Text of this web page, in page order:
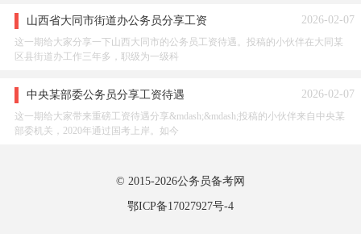
山西省大同市街道办公务员分享工资 2026-02-07
这一期给大家分享一下山西大同市的公务员工资待遇。投稿的小伙伴在大同某
区县街道办工作三年多，职级为一级科
中央某部委公务员分享工资待遇 2026-02-07
这一期给大家带来重磅工资待遇分享&mdash;&mdash;投稿的小伙伴来自中央某
部委机关，2020年通过国考上岸。如今
© 2015-2026公务员备考网
鄂ICP备17027927号-4